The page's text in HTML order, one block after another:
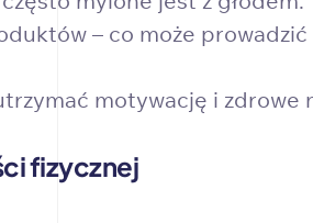
– co może
motywację i zdrowe
fizycznej